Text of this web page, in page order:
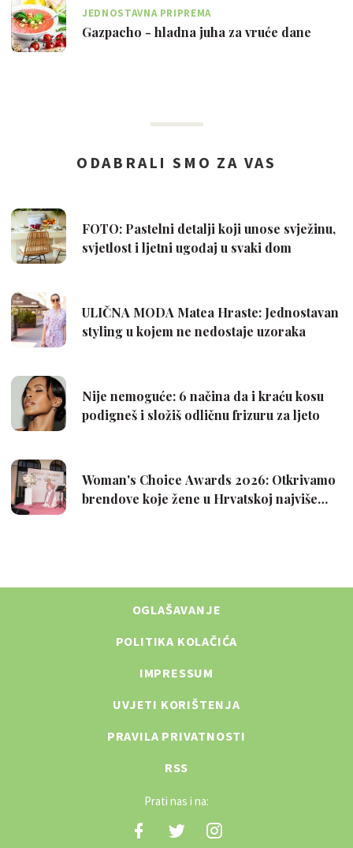
JEDNOSTAVNA PRIPREMA
Gazpacho - hladna juha za vruće dane
OGLAŠAVANJE
POLITIKA KOLAČIĆA
IMPRESSUM
UVJETI KORIŠTENJA
PRAVILA PRIVATNOSTI
RSS
Prati nas i na: